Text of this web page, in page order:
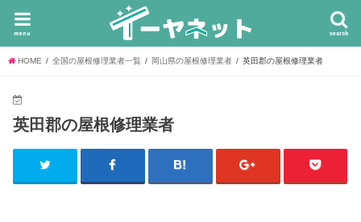
search
menu
HOME 全国の屋根修理業者一覧 岡山県の屋根修理業者 英田郡の屋根修理業者
英田郡の屋根修理業者